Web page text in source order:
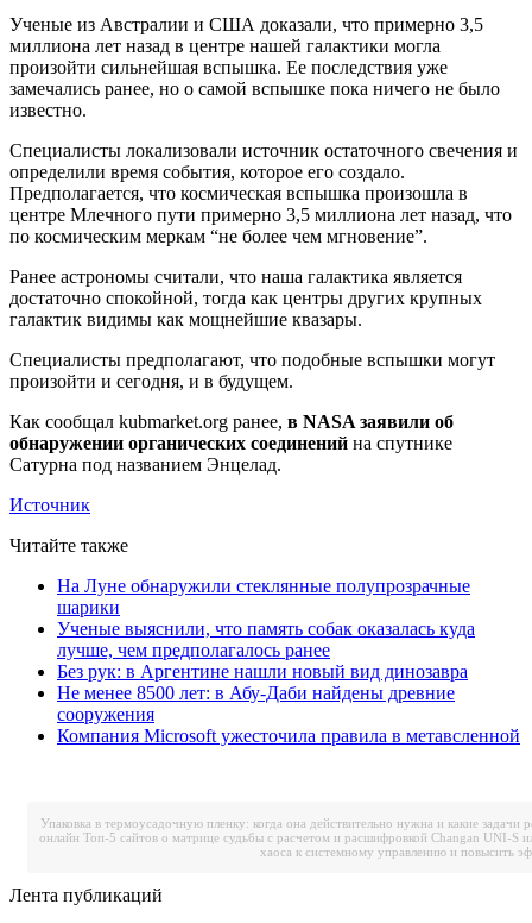
Ученые из Австралии и США доказали, что примерно 3,5
миллиона лет назад в центре нашей галактики могла
произойти сильнейшая вспышка. Ее последствия уже
замечались ранее, но о самой вспышке пока ничего не было
известно.
Специалисты локализовали источник остаточного свечения и
определили время события, которое его создало.
Предполагается, что космическая вспышка произошла в
центре Млечного пути примерно 3,5 миллиона лет назад, что
по космическим меркам “не более чем мгновение”.
Ранее астрономы считали, что наша галактика является
достаточно спокойной, тогда как центры других крупных
галактик видимы как мощнейшие квазары.
Специалисты предполагают, что подобные вспышки могут
произойти и сегодня, и в будущем.
Как сообщал kubmarket.org ранее, в NASA заявили об
обнаружении органических соединений на спутнике
Сатурна под названием Энцелад.
Источник
Читайте также
На Луне обнаружили стеклянные полупрозрачные
шарики
Ученые выяснили, что память собак оказалась куда
лучше, чем предполагалось ранее
Без рук: в Аргентине нашли новый вид динозавра
Не менее 8500 лет: в Абу-Даби найдены древние
сооружения
Компания Microsoft ужесточила правила в метавсленной
Упаковка в термоусадочную пленку: когда она действительно нужна и какие задачи
онлайн Топ-5 сайтов о матрице судьбы с расчетом и расшифровкой Changan UNI-S
хаоса к системному управлению и повысить
Лента публикаций